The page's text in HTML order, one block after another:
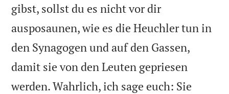
gibst, sollst du es nicht vor dir
ausposaunen, wie es die Heuchler tun in
den Synagogen und auf den Gassen,
damit sie von den Leuten gepriesen
werden. Wahrlich, ich sage euch: Sie